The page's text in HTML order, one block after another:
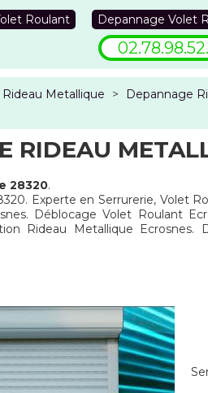
Roulant Depannage Volet
Metallique > Depannage
RIDEAU
28320.
Experte en Serrurerie, Volet
Déblocage Volet Roulant
Rideau Metallique